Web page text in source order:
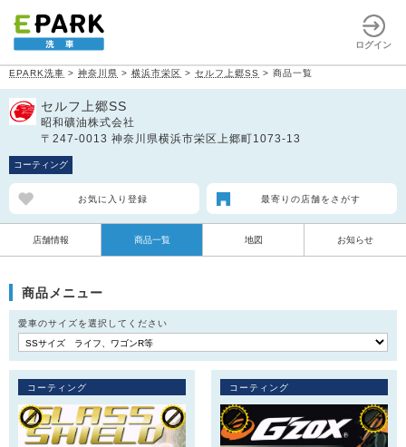
ログイン
EPARK洗車 > 神奈川県 > 横浜市栄区 > セルフ上郷SS > 商品一覧
セルフ上郷SS
昭和礦油株式会社
〒247-0013 神奈川県横浜市栄区上郷町1073-13
コーティング
お気に入り登録 最寄りの店舗をさがす
店舗情報 商品一覧 地図 お知らせ
商品メニュー
愛車のサイズを選択してください
コーティング コーティング